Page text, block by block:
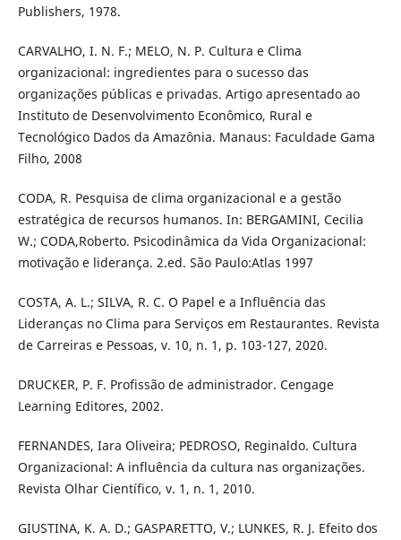
Publishers, 1978.
CARVALHO, I. N. F.; MELO, N. P. Cultura e Clima
organizacional: ingredientes para o sucesso das
organizações públicas e privadas. Artigo apresentado ao
Instituto de Desenvolvimento Econômico, Rural e
Tecnológico Dados da Amazônia. Manaus: Faculdade Gama
Filho, 2008
CODA, R. Pesquisa de clima organizacional e a gestão
estratégica de recursos humanos. In: BERGAMINI, Cecilia
W.; CODA,Roberto. Psicodinâmica da Vida Organizacional:
motivação e liderança. 2.ed. São Paulo:Atlas 1997
COSTA, A. L.; SILVA, R. C. O Papel e a Influência das
Lideranças no Clima para Serviços em Restaurantes. Revista
de Carreiras e Pessoas, v. 10, n. 1, p. 103-127, 2020.
DRUCKER, P. F. Profissão de administrador. Cengage
Learning Editores, 2002.
FERNANDES, Iara Oliveira; PEDROSO, Reginaldo. Cultura
Organizacional: A influência da cultura nas organizações.
Revista Olhar Científico, v. 1, n. 1, 2010.
GIUSTINA, K. A. D.; GASPARETTO, V.; LUNKES, R. J. Efeito dos